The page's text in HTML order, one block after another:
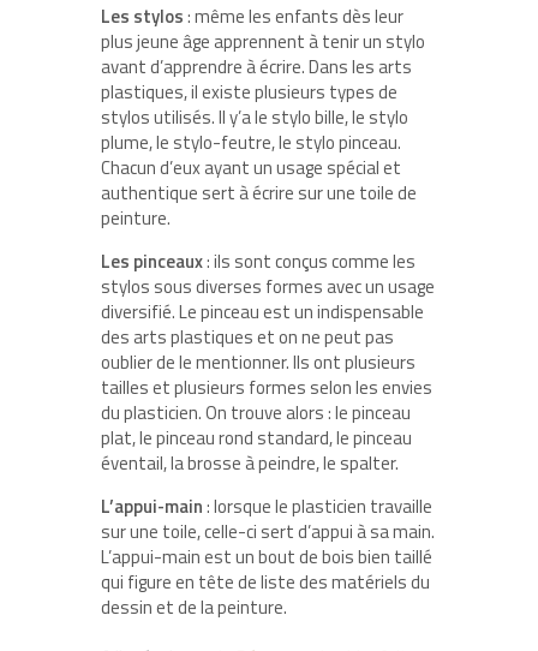
Les stylos: même les enfants dès leur
plus jeune âge apprennent à tenir un stylo
avant d’apprendre à écrire. Dans les arts
plastiques, il existe plusieurs types de
stylos utilisés. Il y’a le stylo bille, le stylo
plume, le stylo-feutre, le stylo pinceau.
Chacun d’eux ayant un usage spécial et
authentique sert à écrire sur une toile de
peinture.
Les pinceaux: ils sont conçus comme les
stylos sous diverses formes avec un usage
diversifié. Le pinceau est un indispensable
des arts plastiques et on ne peut pas
oublier de le mentionner. Ils ont plusieurs
tailles et plusieurs formes selon les envies
du plasticien. On trouve alors : le pinceau
plat, le pinceau rond standard, le pinceau
éventail, la brosse à peindre, le spalter.
L’appui-main: lorsque le plasticien travaille
sur une toile, celle-ci sert d’appui à sa main.
L’appui-main est un bout de bois bien taillé
qui figure en tête de liste des matériels du
dessin et de la peinture.